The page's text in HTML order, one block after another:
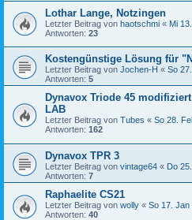
Lothar Lange, Notzingen
Letzter Beitrag von haotschmi « Mi
Antworten: 23
Kostengünstige Lösung für
Letzter Beitrag von Jochen-H « So
Antworten: 5
Dynavox Triode 45
LAB
Letzter Beitrag von Tubes « So 28.
Antworten: 162
Dynavox TPR 3
Letzter Beitrag von vintage64 « Do
Antworten: 7
Raphaelite CS21
Letzter Beitrag von wolly « So 17. Jan
Antworten: 40